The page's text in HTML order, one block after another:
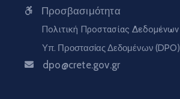
Προσβασιμότητα
Πολιτική Προστασίας Δεδομένων
Υπ. Προστασίας Δεδομένων (DPO)
dpo@crete.gov.gr